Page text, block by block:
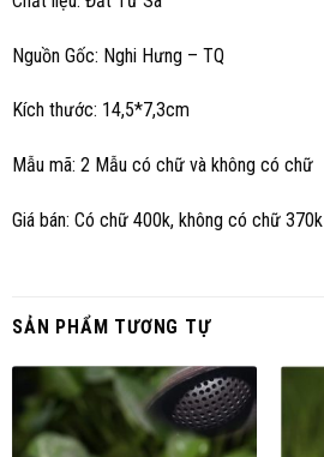
Nguồn Gốc: Nghi Hưng – TQ
Kích thước: 14,5*7,3cm
Mẫu mã: 2 Mẫu có chữ và không có chữ
Giá bán: Có chữ 400k, không có chữ 370k
SẢN PHẨM TƯƠNG TỰ